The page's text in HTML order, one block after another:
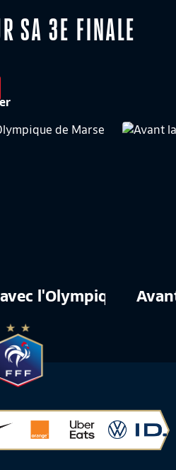
SA 3E FINALE
l'Olympique de